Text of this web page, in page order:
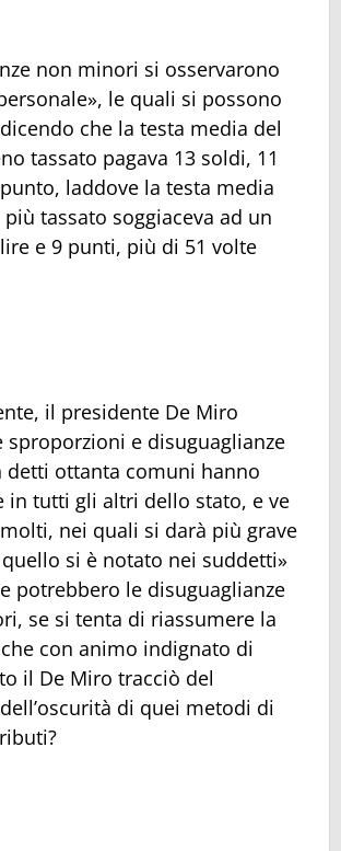
non minori si osservarono
le quali si possono
che la testa media del
tassato pagava 13 soldi, 11
laddove la testa media
tassato soggiaceva ad un
e 9 punti, più di 51 volte
il presidente De Miro
sproporzioni e disuguaglianze
detti ottanta comuni hanno
in tutti gli altri dello stato, e ve
nei quali si darà più grave
si è notato nei suddetti»
potrebbero le disuguaglianze
se si tenta di riassumere la
con animo indignato di
il De Miro tracciò del
di quei metodi di